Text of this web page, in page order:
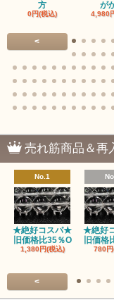
赤瑪瑙（レッドアゲー
アゲート（瑪瑙/Agate
アズロマラカイト（
アパタイト
アベンチュリン(クォ
アマゾナイト（天河石/
方
0円(税込)
が
4,980
<
売れ筋商品＆再
No.1
★絶好コスパ★
旧価格比35％O
1,380円(税込)
★絶好
旧価格
780円
<